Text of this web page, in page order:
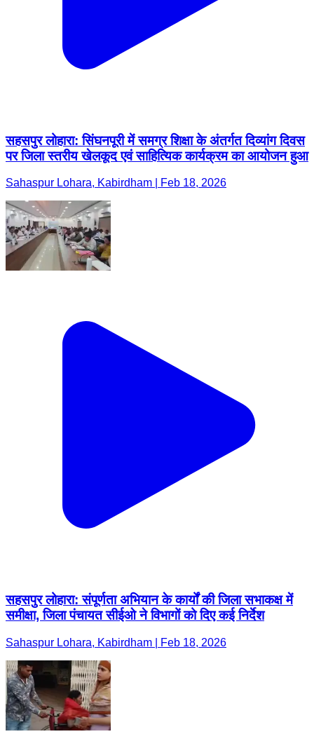
सहसपुर लोहारा: सिंघनपूरी में समग्र शिक्षा के अंतर्गत दिव्यांग दिवस
पर जिला स्तरीय खेलकूद एवं साहित्यिक कार्यक्रम का आयोजन हुआ
Sahaspur Lohara, Kabirdham | Feb 18, 2026
सहसपुर लोहारा: संपूर्णता अभियान के कार्यों की जिला सभाकक्ष में
समीक्षा, जिला पंचायत सीईओ ने विभागों को दिए कई निर्देश
Sahaspur Lohara, Kabirdham | Feb 18, 2026